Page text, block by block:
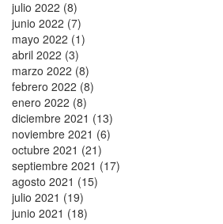
julio 2022 (8)
junio 2022 (7)
mayo 2022 (1)
abril 2022 (3)
marzo 2022 (8)
febrero 2022 (8)
enero 2022 (8)
diciembre 2021 (13)
noviembre 2021 (6)
octubre 2021 (21)
septiembre 2021 (17)
agosto 2021 (15)
julio 2021 (19)
junio 2021 (18)